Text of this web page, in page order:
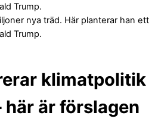
Trump.
nya träd. Här planterar han ett
Trump.
klimatpolitik
här är förslagen